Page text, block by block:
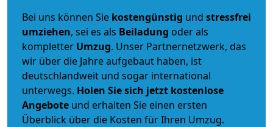
Bei uns können Sie kostengünstig und stressfrei
umziehen, sei es als Beiladung oder als
kompletter Umzug. Unser Partnernetzwerk, das
wir über die Jahre aufgebaut haben, ist
deutschlandweit und sogar international
unterwegs. Holen Sie sich jetzt kostenlose
Angebote und erhalten Sie einen ersten
Überblick über die Kosten für Ihren Umzug.